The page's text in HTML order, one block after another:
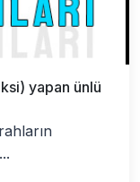
yapan ünlü